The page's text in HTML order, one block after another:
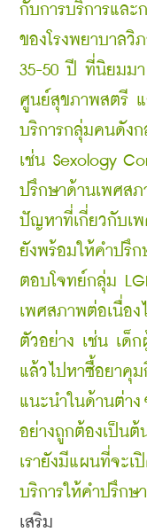
กับการบริการแล
ของโรงพยาบาลวิ
35-50 ปี ที่นิยมม
ศูนย์สุขภาพสตรี
บริการกลุ่มคนดังก
เช่น Sexology
ปรึกษาด้านเพศสภ
ปัญหาที่เกี่ยวกับเพ
ยังพร้อมให้คำปรึก
ตอบโจทย์กลุ่ม
เพศสภาพต่อเนื่อง
ตัวอย่าง เช่น เด็
แล้วไปหาซื้อยาคุ
แนะนำในด้านต่า
อย่างถูกต้องเป็น
เรายังมีแผนที่จะ
บริการให้คำปรึกษ
เสริม